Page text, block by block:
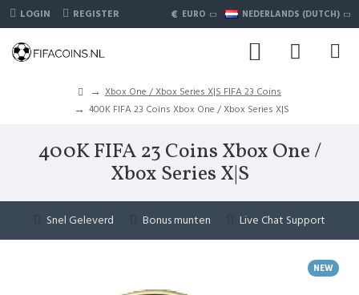
LOGIN REGISTER € EURO NEDERLANDS (DUTCH)
Xbox One / Xbox Series X|S FIFA 23 Coins
400K FIFA 23 Coins Xbox One / Xbox Series X|S
400K FIFA 23 Coins Xbox One /
Xbox Series X|S
Snel Geleverd Bonus munten Live Chat Support
NEW